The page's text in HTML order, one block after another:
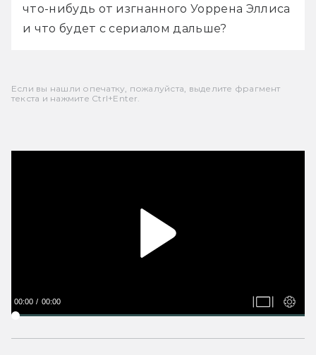
что-нибудь от изгнанного Уоррена Эллиса
и что будет с сериалом дальше?
Если вы нашли опечатку, пожалуйста, выделите фрагмент
текста и нажмите Ctrl+Enter.
00:00 00:00